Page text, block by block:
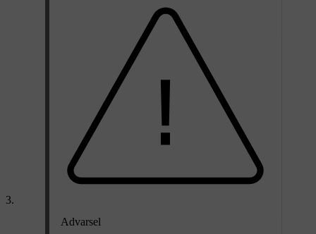
Advarsel